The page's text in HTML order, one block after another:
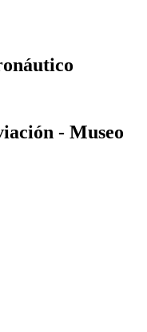
- Museo